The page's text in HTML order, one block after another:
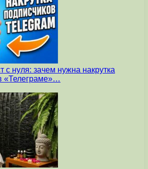
с нуля: зачем нужна накрутка
«Телеграме»…